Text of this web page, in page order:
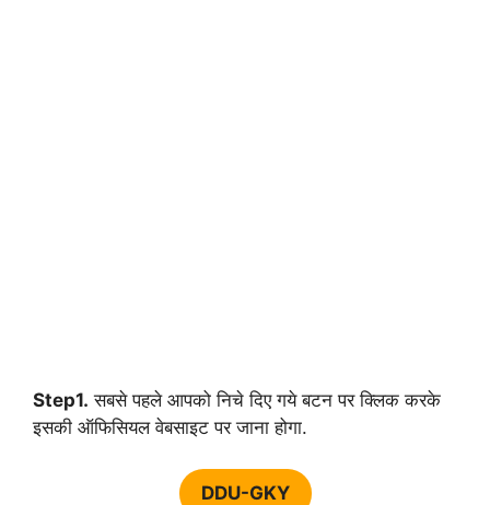
Step1. सबसे पहले आपको निचे दिए गये बटन पर क्लिक करके
इसकी ऑफिसियल वेबसाइट पर जाना होगा.
DDU-GKY